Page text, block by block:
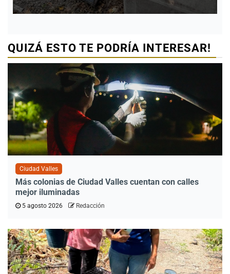
QUIZÁ ESTO TE PODRÍA INTERESAR!
Ciudad Valles
Más colonias de Ciudad Valles cuentan con calles
mejor iluminadas
5 agosto 2026 Redacción